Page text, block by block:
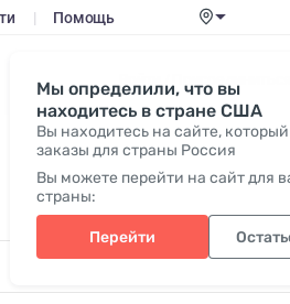
Мы определили, что вы
находитесь в стране США
Вы находитесь на сайте,
заказы для страны Россия
Вы можете перейти на сайт для
страны:
Перейти
| Помощь